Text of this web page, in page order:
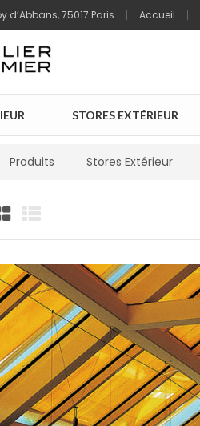
d’Abbans, 75017 Paris Accueil
STORES EXTÉRIEUR
Produits Stores Extérieur